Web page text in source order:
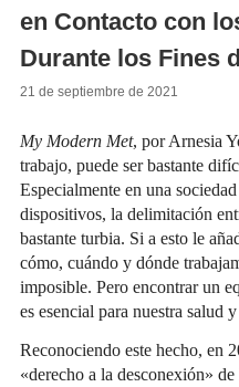
en Contacto con
Durante los Fines
21 de septiembre de 2021
My Modern Met, por Arnesia
trabajo, puede ser bastante
Especialmente en una
dispositivos, la delimitación
bastante turbia. Si a esto le
cómo, cuándo y dónde
imposible. Pero encontrar un
es esencial para nuestra salud
Reconociendo este hecho, en
«derecho a la desconexión»